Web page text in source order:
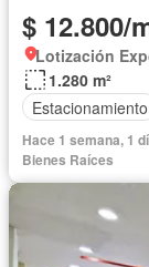
$ 12.800/
Lotización
1.280 m²
Estacionamiento
Hace 1 semana, 1
Bienes Raíces